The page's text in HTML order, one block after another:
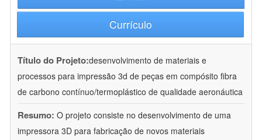
Currículo
Título do Projeto:desenvolvimento de materiais e
processos para impressão 3d de peças em compósito fibra
de carbono contínuo/termoplástico de qualidade aeronáutica
Resumo: O projeto consiste no desenvolvimento de uma
impressora 3D para fabricação de novos materiais